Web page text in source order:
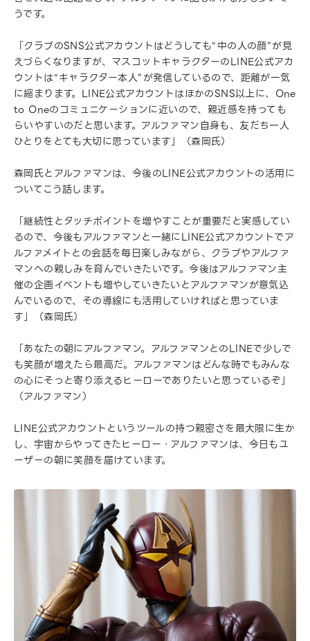
うです。
「クラブのSNS公式アカウントはどうしても“中の人の顔”が見
えづらくなりますが、マスコットキャラクターのLINE公式アカ
ウントは“キャラクター本人”が発信しているので、距離が一気
に縮まります。LINE公式アカウントはほかのSNS以上に、One
to Oneのコミュニケーションに近いので、親近感を持っても
らいやすいのだと思います。アルファマン自身も、友だち一人
ひとりをとても大切に思っています」（森岡氏）
森岡氏とアルファマンは、今後のLINE公式アカウントの活用に
ついてこう話します。
「継続性とタッチポイントを増やすことが重要だと実感してい
るので、今後もアルファマンと一緒にLINE公式アカウントでア
ルファメイトとの会話を毎日楽しみながら、クラブやアルファ
マンへの親しみを育んでいきたいです。今後はアルファマン主
催の企画イベントも増やしていきたいとアルファマンが意気込
んでいるので、その導線にも活用していければと思っていま
す」（森岡氏）
「あなたの朝にアルファマン。アルファマンとのLINEで少しで
も笑顔が増えたら最高だ。アルファマンはどんな時でもみんな
の心にそっと寄り添えるヒーローでありたいと思っているぞ」
（アルファマン）
LINE公式アカウントというツールの持つ親密さを最大限に生か
し、宇宙からやってきたヒーロー・アルファマンは、今日もユ
ーザーの朝に笑顔を届けています。